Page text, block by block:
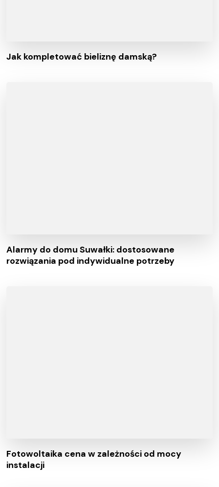
Jak kompletować bieliznę damską?
Alarmy do domu Suwałki: dostosowane
rozwiązania pod indywidualne potrzeby
Fotowoltaika cena w zależności od mocy
instalacji